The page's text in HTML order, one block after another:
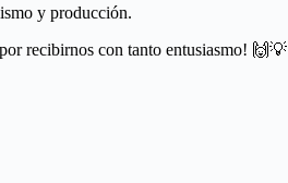
y producción.
recibirnos con tanto entusiasmo! 🙌💡